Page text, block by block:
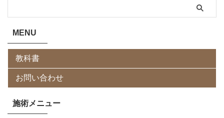
MENU
教科書
お問い合わせ
施術メニュー